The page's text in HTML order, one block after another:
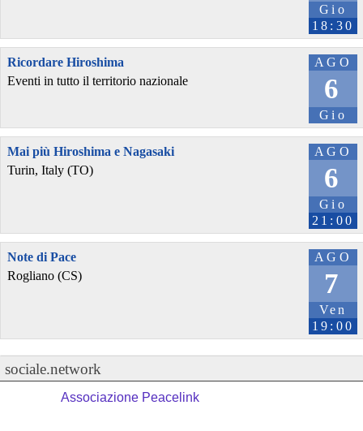
Gio
18:30
AGO
6
Gio
Ricordare Hiroshima
Eventi in tutto il territorio nazionale
AGO
6
Gio
21:00
Mai più Hiroshima e Nagasaki
Turin, Italy (TO)
AGO
7
Ven
19:00
Note di Pace
Rogliano (CS)
sociale.network
Associazione Peacelink